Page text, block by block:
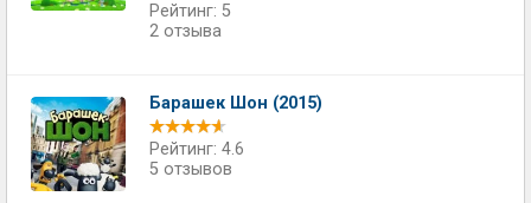
Рейтинг: 5
2 отзыва
Барашек Шон (2015)
Рейтинг: 4.6
5 отзывов